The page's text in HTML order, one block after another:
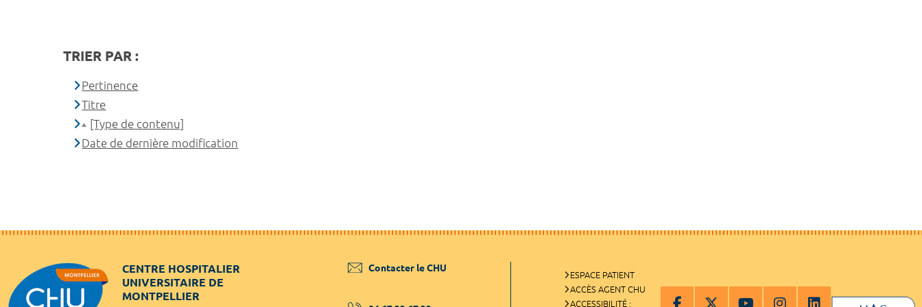
TRIER PAR :
Pertinence
Titre
[Type de contenu]
Date de dernière modification
CENTRE HOSPITALIER
UNIVERSITAIRE DE
MONTPELLIER
Contacter le CHU
ESPACE PATIENT
ACCÈS AGENT CHU
ACCESSIBILITÉ :